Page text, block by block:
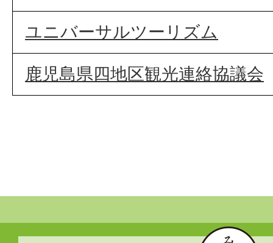
ユニバーサルツーリズム
鹿児島県四地区観光連絡協議会